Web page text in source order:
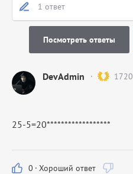
1 ответ
Посмотреть ответы
DevAdmin 1720
25-5=20******************
0 · Хороший ответ